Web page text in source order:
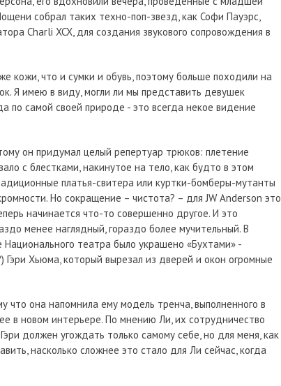
собрал таких техно-поп-звезд, как Софи Пауэрс,
Charli XCX, для создания звукового сопровождения в
кожи, что и сумки и обувь, поэтому больше походили на
Я имею в виду, могли ли мы представить девушек
самой своей природе - это всегда некое видение
он придумал целый репертуар трюков: плетение
с блестками, накинутое на тело, как будто в этом
платья-свитера или куртки-бомберы-мутанты
Но сокращение – чистота? – для JW Anderson это
начинается что-то совершенно другое. И это
менее наглядный, гораздо более мучительный. В
театра было украшено «Бухтами» -
Хьюма, который вырезал из дверей и окон огромные
что она напомнила ему модель тренча, выполненного в
в новом интерьере. По мнению Ли, их сотрудничество
должен угождать только самому себе, но для меня, как
насколько сложнее это стало для Ли сейчас, когда